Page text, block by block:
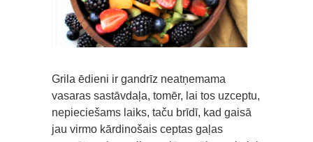
Grila ēdieni ir gandrīz neatņemama
vasaras sastāvdaļa, tomēr, lai tos uzceptu,
nepieciešams laiks, taču brīdī, kad gaisā
jau virmo kārdinošais ceptas gaļas